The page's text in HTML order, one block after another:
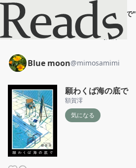
Blue moon 願わくば海の底で"
ホーム Blue moon 投稿
Blue moon@mimosamimi
願わくば海の底で
額賀澪
気になる